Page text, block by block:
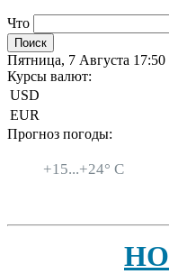
Что
Пятница, 7 Августа 17:50
Курсы валют:
USD
EUR
Прогноз погоды:
+15...+24° C